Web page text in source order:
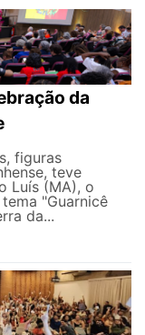
da
figuras
teve
Luís (MA), o
"Guarnicê
da...